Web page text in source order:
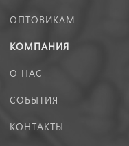
ОПТОВИКАМ
КОМПАНИЯ
О НАС
СОБЫТИЯ
КОНТАКТЫ